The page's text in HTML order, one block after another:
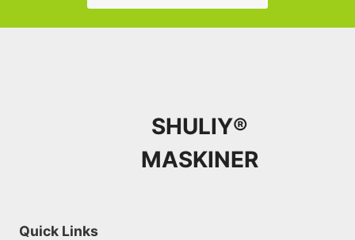
SHULIY®
MASKINER
Quick Links